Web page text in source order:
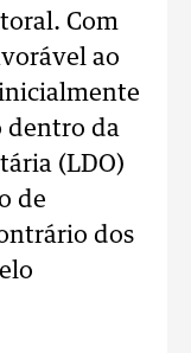
Com
ao
dentro da
(LDO)
de
dos